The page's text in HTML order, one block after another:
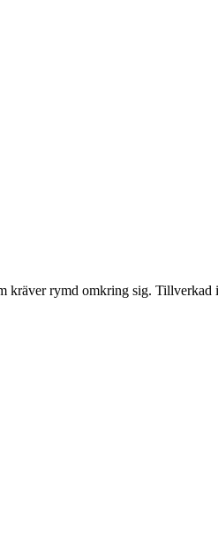
rymd omkring sig. Tillverkad